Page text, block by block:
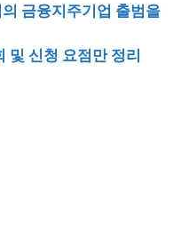
금융지주기업 출범을
및 신청 요점만 정리